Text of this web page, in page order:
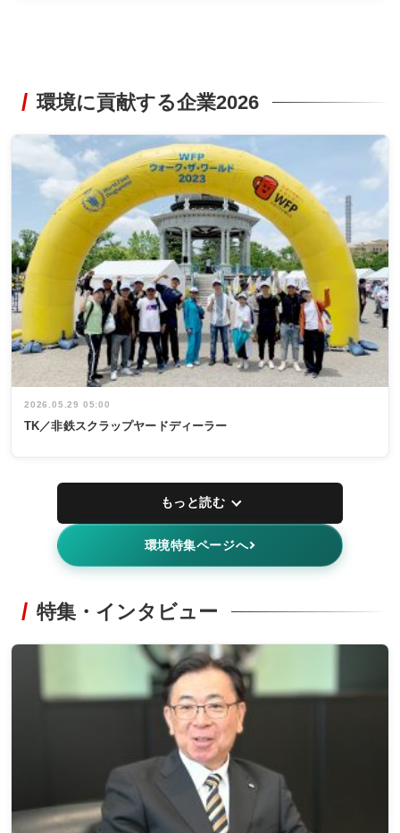
環境に貢献する企業2026
2026.05.29 05:00
TK／非鉄スクラップヤードディーラー
もっと読む
環境特集ページへ
特集・インタビュー